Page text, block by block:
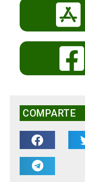
COMPARTE